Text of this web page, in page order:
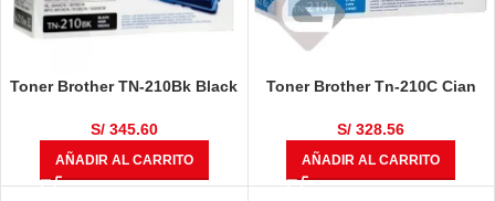
Toner Brother TN-210Bk Black
S/345.60
AÑADIR AL CARRITO
Toner Brother Tn-210C Cian
S/ 328.56
AÑADIR AL CARRITO